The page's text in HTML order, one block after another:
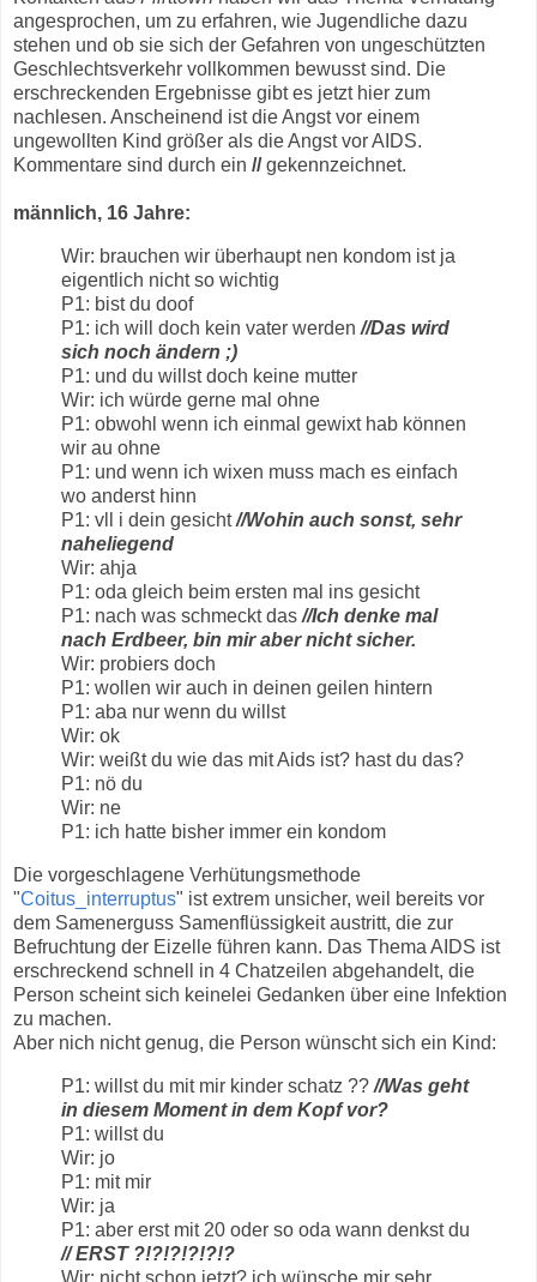
angesprochen, um zu erfahren, wie Jugendliche dazu
stehen und ob sie sich der Gefahren von ungeschützten
Geschlechtsverkehr vollkommen bewusst sind. Die
erschreckenden Ergebnisse gibt es jetzt hier zum
nachlesen. Anscheinend ist die Angst vor einem
ungewollten Kind größer als die Angst vor AIDS.
Kommentare sind durch ein //gekennzeichnet.
männlich, 16 Jahre:
Wir: brauchen wir überhaupt nen kondom ist ja
eigentlich nicht so wichtig
P1: bist du doof
P1: ich will doch kein vater werden //Das wird
sich noch ändern ;)
P1: und du willst doch keine mutter
Wir: ich würde gerne mal ohne
P1: obwohl wenn ich einmal gewixt hab können
wir au ohne
P1: und wenn ich wixen muss mach es einfach
wo anderst hinn
P1: vll i dein gesicht//Wohin auch sonst, sehr
naheliegend
Wir: ahja
P1: oda gleich beim ersten mal ins gesicht
P1: nach was schmeckt das //Ich denke mal
nach Erdbeer, bin mir aber nicht sicher.
Wir: probiers doch
P1: wollen wir auch in deinen geilen hintern
P1: aba nur wenn du willst
Wir: ok
Wir: weißt du wie das mit Aids ist? hast du das?
P1: nö du
Wir: ne
P1: ich hatte bisher immer ein kondom
Die vorgeschlagene Verhütungsmethode
"Coitus_interruptus" ist extrem unsicher, weil bereits vor
dem Samenerguss Samenflüssigkeit austritt, die zur
Befruchtung der Eizelle führen kann. Das Thema AIDS ist
erschreckend schnell in 4 Chatzeilen abgehandelt, die
Person scheint sich keinelei Gedanken über eine Infektion
zu machen.
Aber nich nicht genug, die Person wünscht sich ein Kind:
P1: willst du mit mir kinder schatz ?? //Was geht
in diesem Moment in dem Kopf vor?
P1: willst du
Wir: jo
P1: mit mir
Wir: ja
P1: aber erst mit 20 oder so oda wann denkst du
// ERST ?!?!?!?!?!?
Wir: nicht schon jetzt? ich wünsche mir sehr